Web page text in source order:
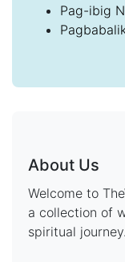
Pag-ibig
About Us
Welcome to
a collection of
spiritual journey.